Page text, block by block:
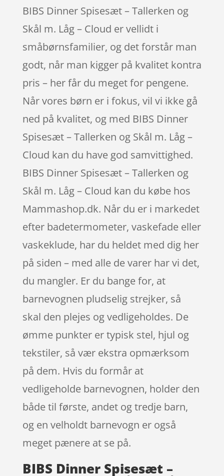
BIBS Dinner Spisesæt – Tallerken og
Skål m. Låg – Cloud er vellidt i
småbørnsfamilier, og det forstår man
godt, når man kigger på kvalitet kontra
pris – her får du meget for pengene.
Når vores børn er i fokus, vil vi ikke gå
ned på kvalitet, og med BIBS Dinner
Spisesæt – Tallerken og Skål m. Låg –
Cloud kan du have god samvittighed.
BIBS Dinner Spisesæt – Tallerken og
Skål m. Låg – Cloud kan du købe hos
Mammashop.dk. Når du er i markedet
efter badetermometer, vaskefade eller
vaskeklude, har du heldet med dig her
på siden – med alle de varer har vi det,
du mangler. Er du bange for, at
barnevognen pludselig strejker, så
skal den plejes og vedligeholdes. De
ømme punkter er typisk stel, hjul og
tekstiler, så vær ekstra opmærksom
på dem. Hvis du formår at
vedligeholde barnevognen, holder den
både til første, andet og tredje barn,
og en velholdt barnevogn er også
meget pænere at se på.
BIBS Dinner Spisesæt –